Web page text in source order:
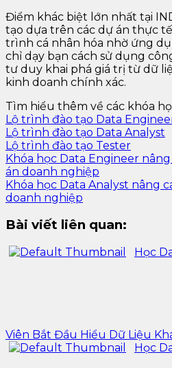
Điểm khác biệt lớn nhất tại
tạo dựa trên các dự án thực
trình cá nhân hóa nhờ ứng
chỉ dạy bạn cách sử dụng
tư duy khai phá giá trị từ dữ
kinh doanh chính xác.
Tìm hiểu thêm về các khóa
Lộ trình đào tạo Data
Lộ trình đào tạo Data Analyst
Lộ trình đào tạo Tester
Khóa học Data Engineer
án doanh nghiệp
Khóa học Data Analyst nâng
doanh nghiệp
Bài viết liên quan:
Học
Viên Bắt Đầu Hiểu Dữ Liệu
Học